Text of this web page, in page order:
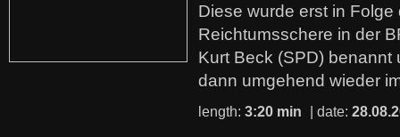
Diese wurde erst in
Reichtumsschere in der
Kurt Beck (SPD)
dann umgehend wieder
length: 3:20 min | date: